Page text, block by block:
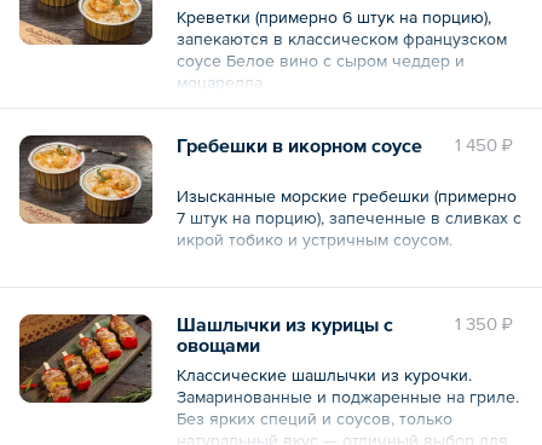
указана на сайте и стикере на упаковке.
12 шт.
общий вид и вкус блюда это не влияет.
Креветки (примерно 6 штук на порцию),
запекаются в классическом французском
соусе Белое вино с сыром чеддер и
моцарелла.
1 450 ₽
Гребешки в икорном соусе
Изысканные морские гребешки (примерно
7 штук на порцию), запеченные в сливках с
икрой тобико и устричным соусом.
2 порции по 110 г.
Общий вес – 220 г 1 350 ₽
Шашлычки из курицы с
овощами
Классические шашлычки из курочки.
Замаринованные и поджаренные на гриле.
Без ярких специй и соусов, только
натуральный вкус — отличный выбор для